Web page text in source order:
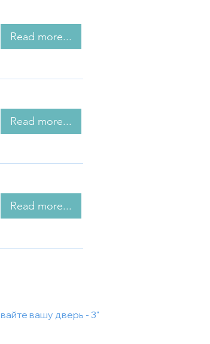
Read more...
Read more...
Read more...
вашу дверь - 3"